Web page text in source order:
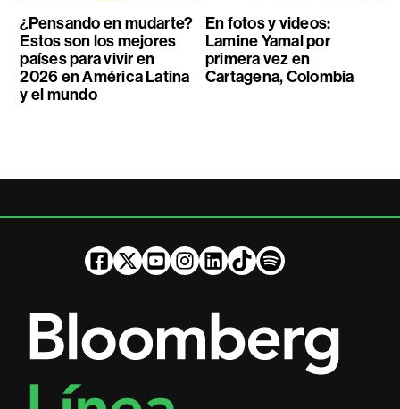
¿Pensando en mudarte?
Estos son los mejores
países para vivir en
2026 en América Latina
y el mundo
En fotos y videos:
Lamine Yamal por
primera vez en
Cartagena, Colombia